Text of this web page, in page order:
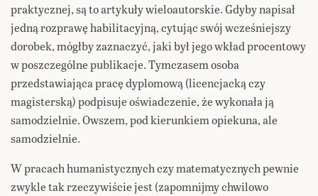
praktycznej, są to artykuły wieloautorskie. Gdyby napisał
jedną rozprawę habilitacyjną, cytując swój wcześniejszy
dorobek, mógłby zaznaczyć, jaki był jego wkład procentowy
w poszczególne publikacje. Tymczasem osoba
przedstawiająca pracę dyplomową (licencjacką czy
magisterską) podpisuje oświadczenie, że wykonała ją
samodzielnie. Owszem, pod kierunkiem opiekuna, ale
samodzielnie.
W pracach humanistycznych czy matematycznych pewnie
zwykle tak rzeczywiście jest (zapomnijmy chwilowo